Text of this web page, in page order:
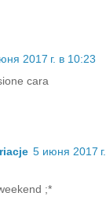
2017 г. в 10:23
cara
5 июня 2017
;*